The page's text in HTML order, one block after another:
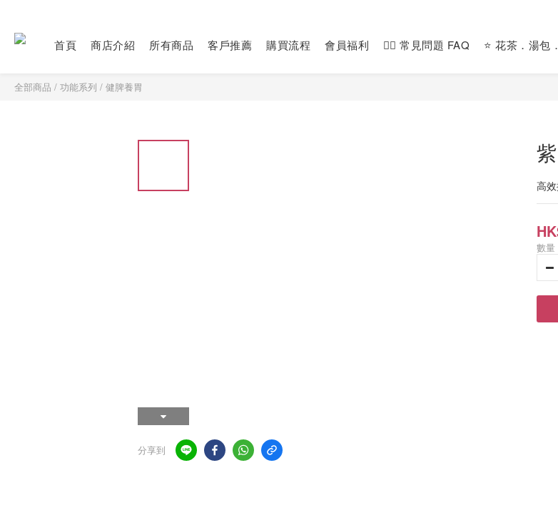
首頁 商店介紹 所有商品 客戶推薦 購買流程 會員福利 🙋‍♀️ 常見問題 FAQ ⭐️ 花茶．湯包
全部商品 / 功能系列 / 健脾養胃
分享到
高
數量